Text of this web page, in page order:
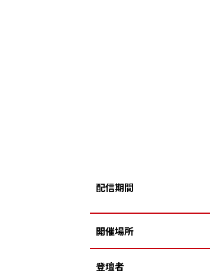
配信期間
開催場所
登壇者